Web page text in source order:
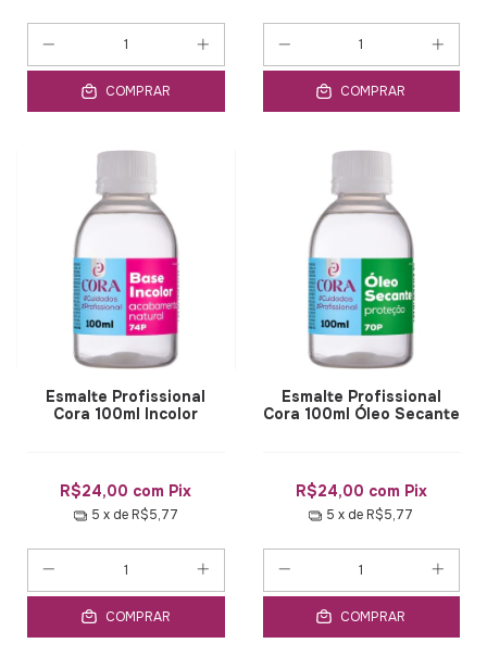
COMPRAR COMPRAR
Esmalte Profissional
Cora 100ml Incolor
R$24,00 com Pix
5 x de R$5,77
COMPRAR
Esmalte Profissional
Cora 100ml Óleo Secante
R$24,00 com Pix
5 x de R$5,77
COMPRAR